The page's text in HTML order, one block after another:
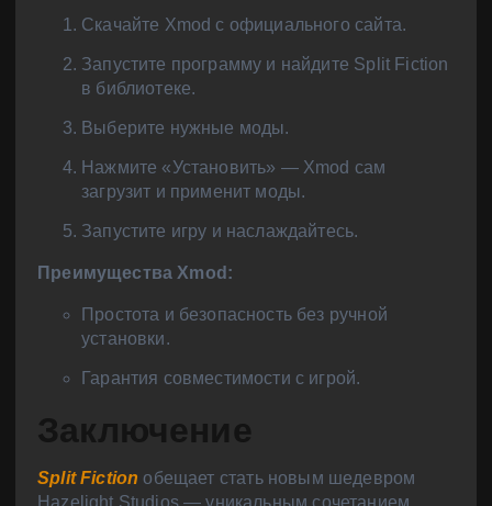
Скачайте Xmod с официального сайта.
Запустите программу и найдите Split Fiction
в библиотеке.
Выберите нужные моды.
Нажмите «Установить» — Xmod сам
загрузит и применит моды.
Запустите игру и наслаждайтесь.
Преимущества Xmod:
Простота и безопасность без ручной
установки.
Гарантия совместимости с игрой.
Заключение
Split Fiction обещает стать новым шедевром
Hazelight Studios — уникальным сочетанием